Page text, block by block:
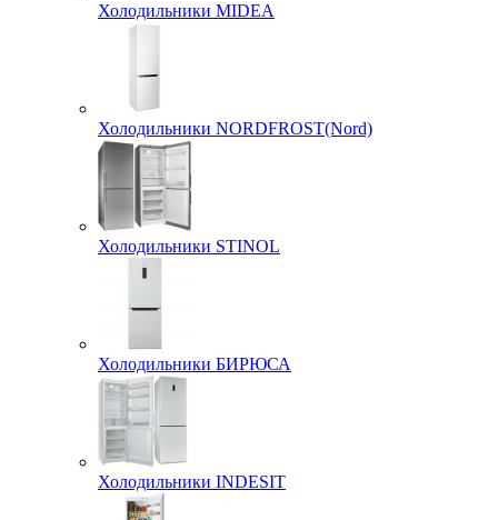
Холодильники MIDEA
Холодильники NORDFROST(Nord)
Холодильники STINOL
Холодильники БИРЮСА
Холодильники INDESIT